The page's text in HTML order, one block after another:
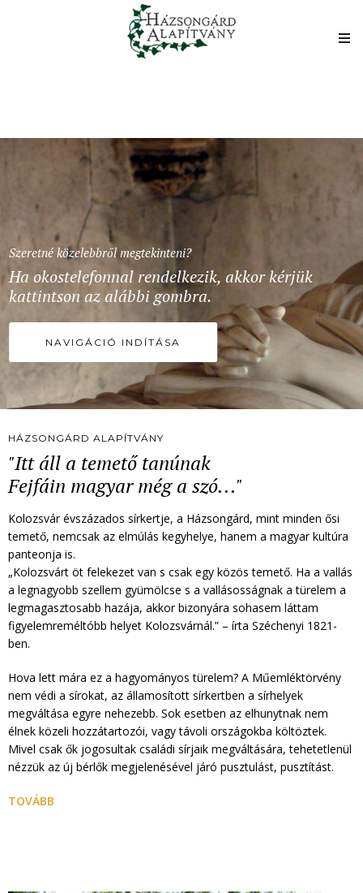
Szeretné közelebbről megtekinteni?
Ha okostelefonnal rendelkezik, akkor kérjük
kattintson az alábbi gombra.
NAVIGÁCIÓ INDÍTÁSA
HÁZSONGÁRD ALAPÍTVÁNY
"Itt áll a temető tanúnak
Fejfáin magyar még a szó..."
Kolozsvár évszázados sírkertje, a Házsongárd, mint minden ősi
temető, nemcsak az elmúlás kegyhelye, hanem a magyar kultúra
panteonja is.
„Kolozsvárt öt felekezet van s csak egy közös temető. Ha a vallás
a legnagyobb szellem gyümölcse s a vallásosságnak a türelem a
legmagasztosabb hazája, akkor bizonyára sohasem láttam
figyelemreméltóbb helyet Kolozsvárnál.” – írta Széchenyi 1821-
ben.
Hova lett mára ez a hagyományos türelem? A Műemléktörvény
nem védi a sírokat, az államosított sírkertben a sírhelyek
megváltása egyre nehezebb. Sok esetben az elhunytnak nem
élnek közeli hozzátartozói, vagy távoli országokba költöztek.
Mivel csak ők jogosultak családi sírjaik megváltására, tehetetlenül
nézzük az új bérlők megjelenésével járó pusztulást, pusztítást.
TOVÁBB